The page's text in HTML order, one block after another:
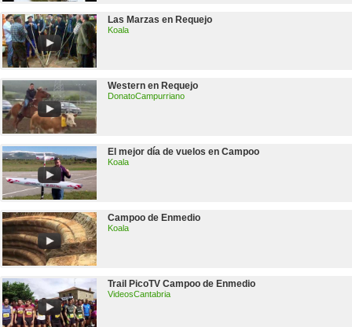
Las Marzas en Requejo
Koala
Western en Requejo
DonatoCampurriano
El mejor día de vuelos en Campoo
Koala
Campoo de Enmedio
Koala
Trail PicoTV Campoo de Enmedio
VideosCantabria